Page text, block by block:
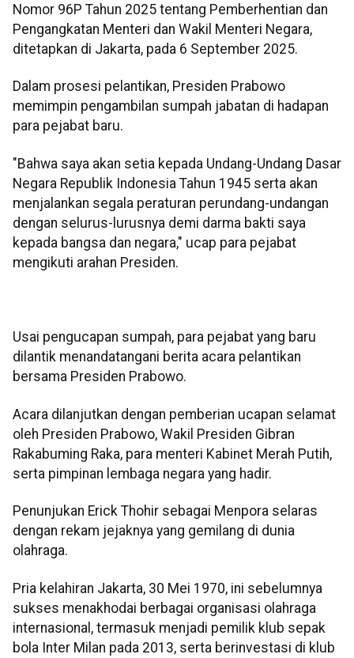
Nomor 96P Tahun 2025 tentang Pemberhentian dan
Pengangkatan Menteri dan Wakil Menteri Negara,
ditetapkan di Jakarta, pada 6 September 2025.
Dalam prosesi pelantikan, Presiden Prabowo
memimpin pengambilan sumpah jabatan di hadapan
para pejabat baru.
"Bahwa saya akan setia kepada Undang-Undang Dasar
Negara Republik Indonesia Tahun 1945 serta akan
menjalankan segala peraturan perundang-undangan
dengan selurus-lurusnya demi darma bakti saya
kepada bangsa dan negara," ucap para pejabat
mengikuti arahan Presiden.
Usai pengucapan sumpah, para pejabat yang baru
dilantik menandatangani berita acara pelantikan
bersama Presiden Prabowo.
Acara dilanjutkan dengan pemberian ucapan selamat
oleh Presiden Prabowo, Wakil Presiden Gibran
Rakabuming Raka, para menteri Kabinet Merah Putih,
serta pimpinan lembaga negara yang hadir.
Penunjukan Erick Thohir sebagai Menpora selaras
dengan rekam jejaknya yang gemilang di dunia
olahraga.
Pria kelahiran Jakarta, 30 Mei 1970, ini sebelumnya
sukses menakhodai berbagai organisasi olahraga
internasional, termasuk menjadi pemilik klub sepak
bola Inter Milan pada 2013, serta berinvestasi di klub